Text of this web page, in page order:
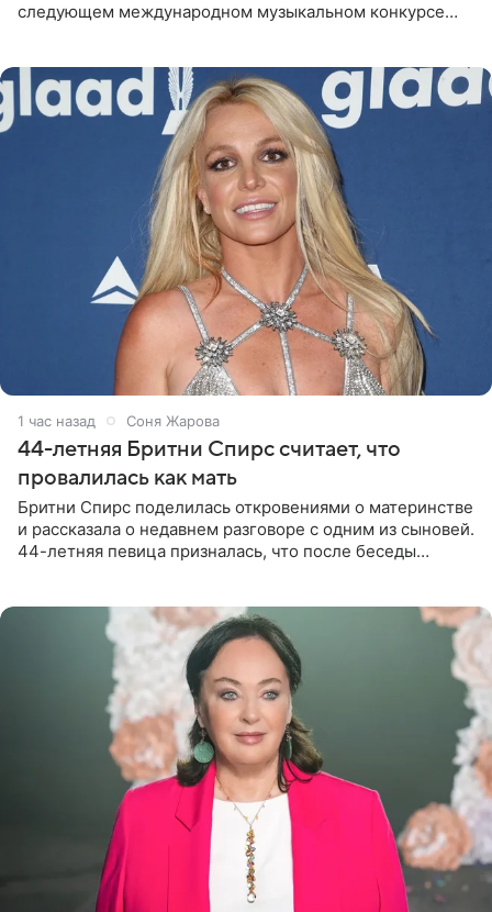
следующем международном музыкальном конкурсе
1 час назад Соня Жарова
44-летняя Бритни Спирс считает, что
провалилась как мать
Бритни Спирс поделилась откровениями о материнстве
и рассказала о недавнем разговоре с одним из сыновей.
44-летняя певица призналась, что после беседы